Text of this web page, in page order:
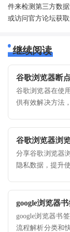
件来检测第三方数
或访问官方论坛获
继续阅读
谷歌浏览器断
谷歌浏览器在使
供有效解决方法
谷歌浏览器浏
分享谷歌浏览器
隐私数据，提升
google浏览器
google浏览器书
流程解析分类和